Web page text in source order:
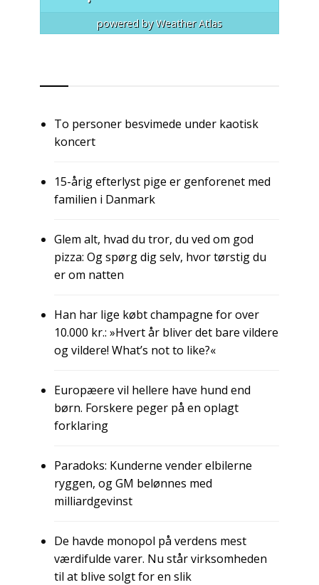
powered byWeather Atlas
To personer besvimede under kaotisk
koncert
15-årig efterlyst pige er genforenet med
familien i Danmark
Glem alt, hvad du tror, du ved om god
pizza: Og spørg dig selv, hvor tørstig du
er om natten
Han har lige købt champagne for over
10.000 kr.: »Hvert år bliver det bare vildere
og vildere! What’s not to like?«
Europæere vil hellere have hund end
børn. Forskere peger på en oplagt
forklaring
Paradoks: Kunderne vender elbilerne
ryggen, og GM belønnes med
milliardgevinst
De havde monopol på verdens mest
værdifulde varer. Nu står virksomheden
til at blive solgt for en slik